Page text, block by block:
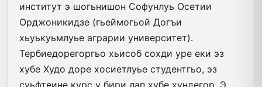
институт э шогьнишон Софунлуь Осетии
Орджоникидзе (гьеймогьой Догъи
хьуькуьмлуье аграрии университет).
Тербиедорегоргьо хьисоб сохди уре еки эз
хубе Худо доре хосиетлуье студентгьо, эз